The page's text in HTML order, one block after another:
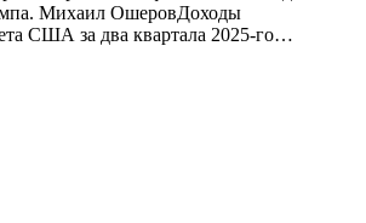
Михаил ОшеровДоходы
США за два квартала 2025-го…